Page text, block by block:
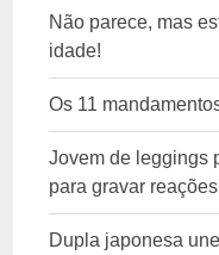
Não parece, mas
idade!
Os 11
Jovem de leggings
para gravar reações
Dupla japonesa